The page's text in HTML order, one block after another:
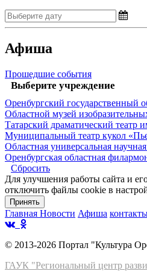
Афиша
Прошедшие события
Выберите учреждение
Оренбургский государственный
Областной музей
Татарский драматический театр
Муниципальный театр кукол
Областная универсальная
Оренбургская областная
Сбросить
Для улучшения работы сайта и
отключить файлы cookie в
Принять
Главная Новости Афиша
© 2013-2026 Портал "Культура
ГАУК "Региональный центр